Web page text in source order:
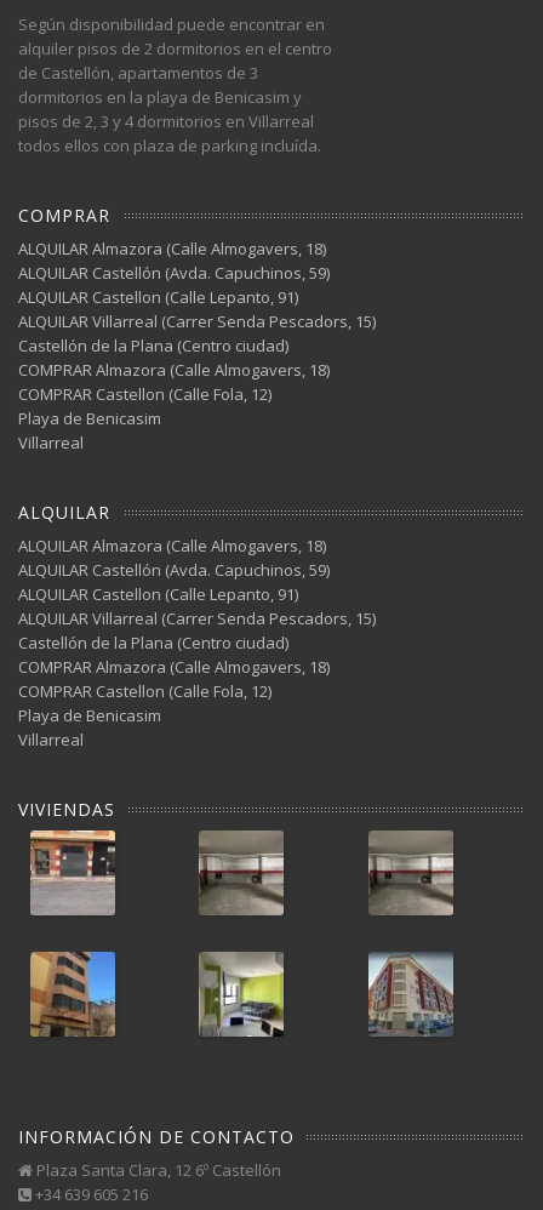
Según disponibilidad puede encontrar en
alquiler pisos de 2 dormitorios en el centro
de Castellón, apartamentos de 3
dormitorios en la playa de Benicasim y
pisos de 2, 3 y 4 dormitorios en Villarreal
todos ellos con plaza de parking incluída.
COMPRAR
ALQUILAR Almazora (Calle Almogavers, 18)
ALQUILAR Castellón (Avda. Capuchinos, 59)
ALQUILAR Castellon (Calle Lepanto, 91)
ALQUILAR Villarreal (Carrer Senda Pescadors, 15)
Castellón de la Plana (Centro ciudad)
COMPRAR Almazora (Calle Almogavers, 18)
COMPRAR Castellon (Calle Fola, 12)
Playa de Benicasim
Villarreal
ALQUILAR
ALQUILAR Almazora (Calle Almogavers, 18)
ALQUILAR Castellón (Avda. Capuchinos, 59)
ALQUILAR Castellon (Calle Lepanto, 91)
ALQUILAR Villarreal (Carrer Senda Pescadors, 15)
Castellón de la Plana (Centro ciudad)
COMPRAR Almazora (Calle Almogavers, 18)
COMPRAR Castellon (Calle Fola, 12)
Playa de Benicasim
Villarreal
VIVIENDAS
INFORMACIÓN DE CONTACTO
Plaza Santa Clara, 12 6º Castellón
+34 639 605 216